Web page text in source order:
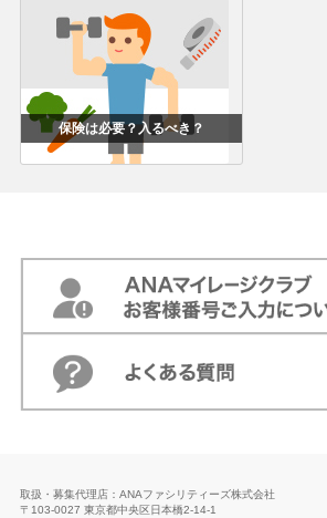
保険は必要？入るべき？
取扱・募集代理店：ANAファシリティーズ株式会社
〒103-0027 東京都中央区日本橋2-14-1